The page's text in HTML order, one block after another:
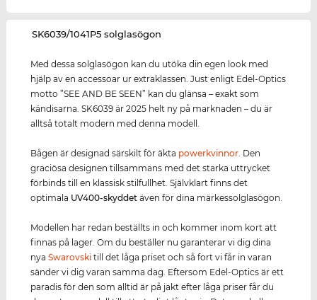
‌SK6039/1041P5 solglasögon
Med dessa solglasögon kan du utöka din egen look med
hjälp av en accessoar ur extraklassen. Just enligt Edel-Optics
motto ”SEE AND BE SEEN” kan du glänsa – exakt som
kändisarna. SK6039 är 2025 helt ny på marknaden – du är
alltså totalt modern med denna modell.
Bågen är designad särskilt för äkta powerkvinnor. Den
graciösa designen tillsammans med det starka uttrycket
förbinds till en klassisk stilfullhet. Självklart finns det
optimala UV400-skyddet även för dina märkessolglasögon.
Modellen har redan beställts in och kommer inom kort att
finnas på lager. Om du beställer nu garanterar vi dig dina
nyaSwarovski till det låga priset och så fort vi får in varan
sänder vi dig varan samma dag. Eftersom Edel-Optics är ett
paradis för den som alltid är på jakt efter låga priser får du